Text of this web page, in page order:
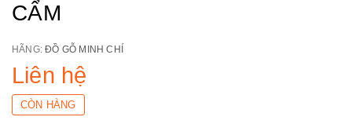
CẨM
HÃNG:ĐỒ GỖ MINH CHÍ
Liên hệ
CÒN HÀNG